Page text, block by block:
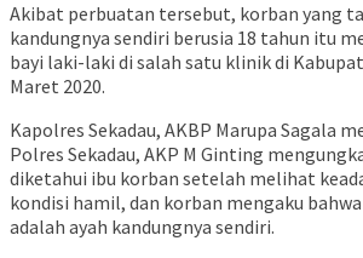
Akibat perbuatan tersebut, korban yang
kandungnya sendiri berusia 18 tahun itu
bayi laki-laki di salah satu klinik di
Maret 2020.
Kapolres Sekadau, AKBP Marupa Sagala
Polres Sekadau, AKP M Ginting
diketahui ibu korban setelah melihat
kondisi hamil, dan korban mengaku
adalah ayah kandungnya sendiri.